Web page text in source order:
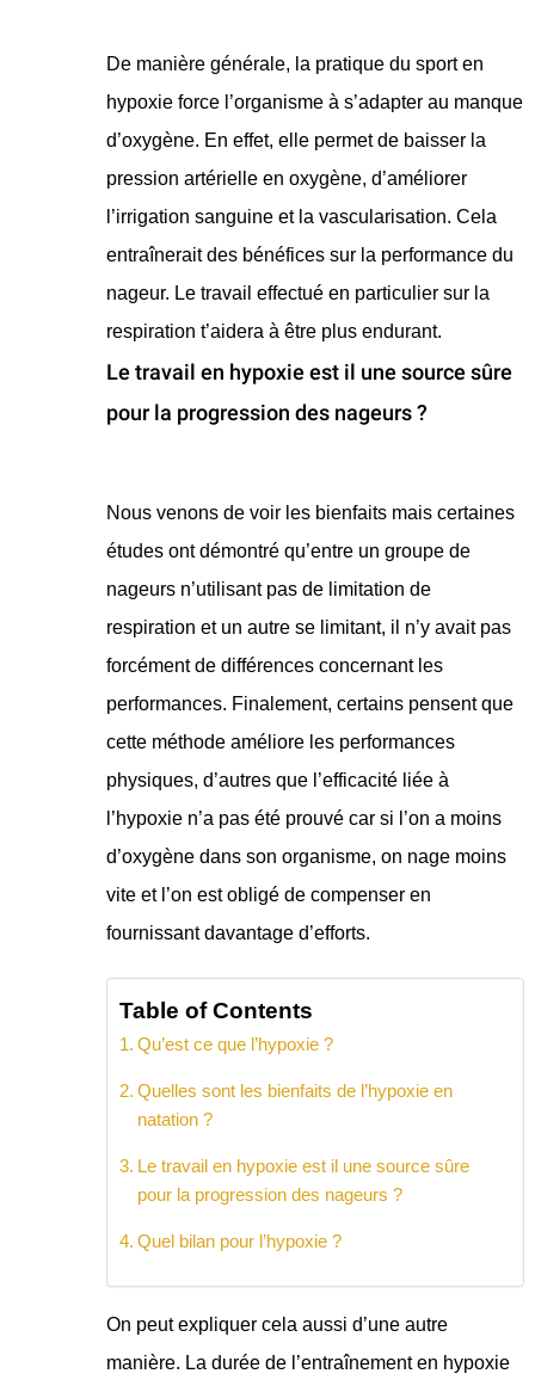
​De manière générale, la pratique du sport en
hypoxie force l’organisme à s’adapter au manque
d’oxygène. En effet, elle permet de baisser la
pression artérielle en oxygène, d’améliorer
l’irrigation sanguine et la vascularisation. Cela
entraînerait des bénéfices sur la performance du
nageur. Le travail effectué en particulier sur la
respiration t’aidera à être plus endurant.
Le travail en hypoxie est il une source sûre
pour la progression des nageurs ?
​Nous venons de voir les bienfaits mais certaines
études ont démontré qu’entre un groupe de
nageurs n’utilisant pas de limitation de
respiration et un autre se limitant, il n’y avait pas
forcément de différences concernant les
performances. Finalement, certains pensent que
cette méthode améliore les performances
physiques, d’autres que l’efficacité liée à
l’hypoxie n’a pas été prouvé car si l’on a moins
d’oxygène dans son organisme, on nage moins
vite et l’on est obligé de compenser en
fournissant davantage d’efforts.
Table of Contents
Qu’est ce que l’hypoxie ?
Quelles sont les bienfaits de l’hypoxie en
natation ?
Le travail en hypoxie est il une source sûre
pour la progression des nageurs ?
Quel bilan pour l’hypoxie ?
On peut expliquer cela aussi d’une autre
manière. La durée de l’entraînement en hypoxie